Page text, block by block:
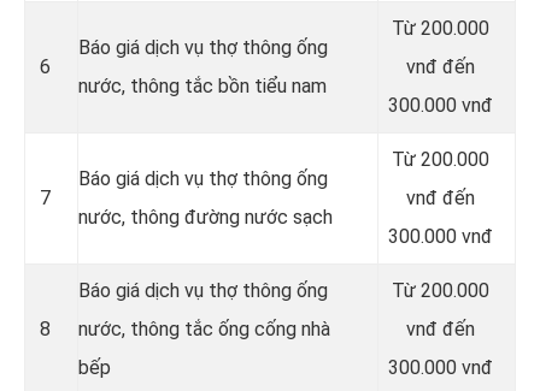
6
Báo giá dịch vụ thợ thông ống
nước, thông tắc bồn tiểu nam
Từ 200.000
vnđ đến
300.000 vnđ
7
Báo giá dịch vụ thợ thông ống
nước, thông đường nước sạch
Từ 200.000
vnđ đến
300.000 vnđ
8
Báo giá dịch vụ thợ thông ống
nước, thông tắc ống cống nhà
bếp
Từ 200.000
vnđ đến
300.000 vnđ